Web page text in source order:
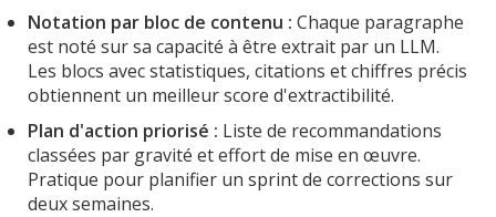
Notation par bloc de contenu : Chaque paragraphe
est noté sur sa capacité à être extrait par un LLM.
Les blocs avec statistiques, citations et chiffres précis
obtiennent un meilleur score d'extractibilité.
Plan d'action priorisé : Liste de recommandations
classées par gravité et effort de mise en œuvre.
Pratique pour planifier un sprint de corrections sur
deux semaines.